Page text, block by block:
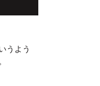
うよう